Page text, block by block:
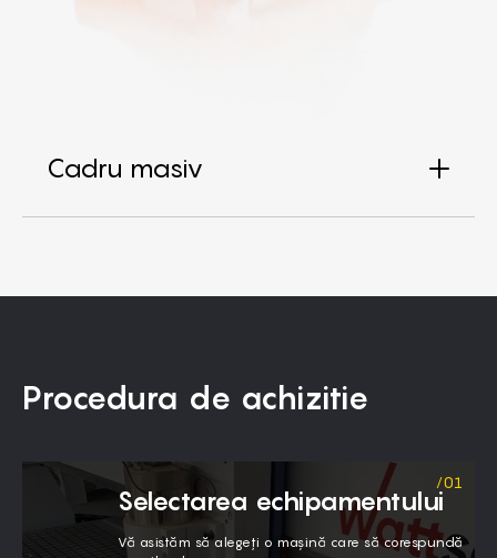
Cadru masiv
Procedura de achizitie
Selectarea echipamentului
Vă asistăm să alegeți o mașină care să corespundă